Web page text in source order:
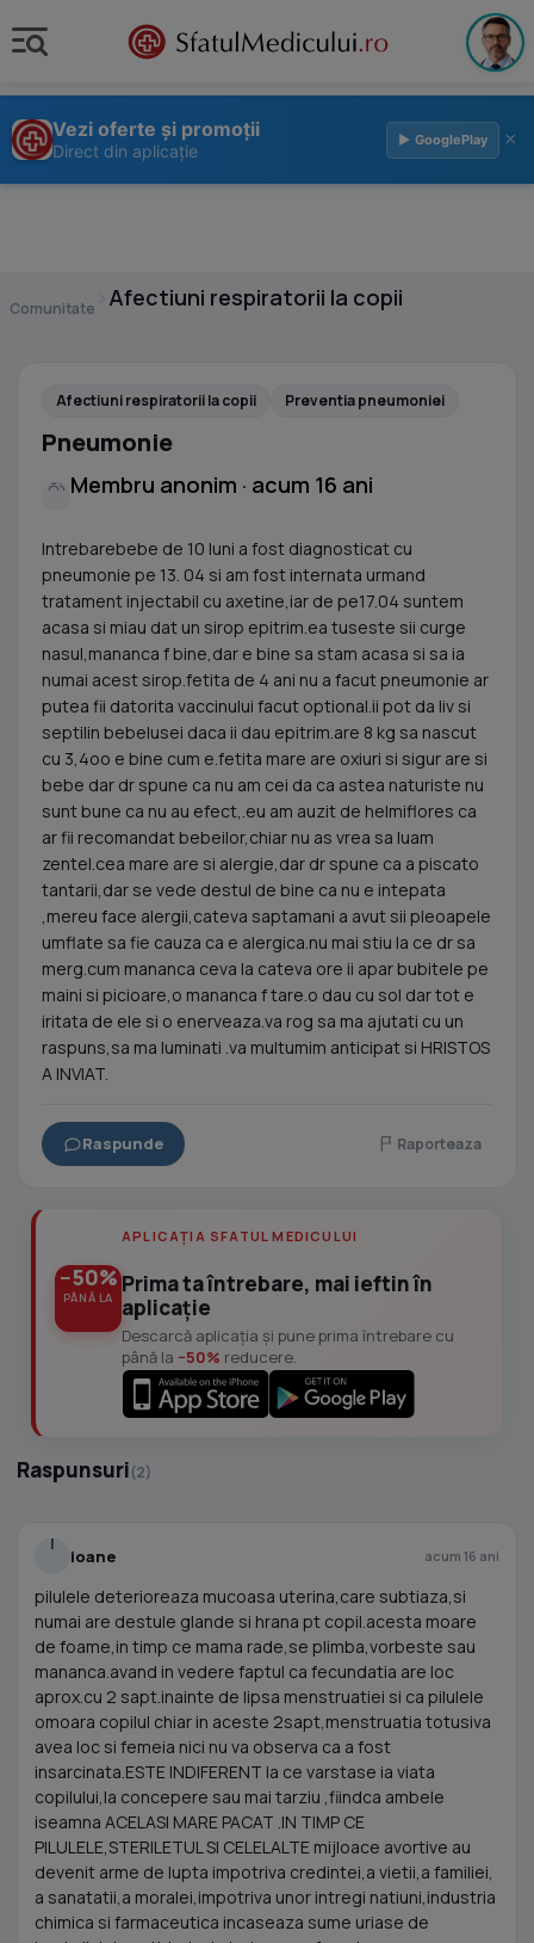
Vezi oferte și promoții
Direct din aplicație
▶ GooglePlay ×
Comunitate Afectiuni respiratorii la copii
Afectiuni respiratorii la copii Preventia pneumoniei
Pneumonie
Membru anonim · acum 16 ani
Intrebarebebe de 10 luni a fost diagnosticat cu
pneumonie pe 13. 04 si am fost internata urmand
tratament injectabil cu axetine,iar de pe17.04 suntem
acasa si miau dat un sirop epitrim.ea tuseste sii curge
nasul,mananca f bine,dar e bine sa stam acasa si sa ia
numai acest sirop.fetita de 4 ani nu a facut pneumonie ar
putea fii datorita vaccinului facut optional.ii pot da liv si
septilin bebelusei daca ii dau epitrim.are 8 kg sa nascut
cu 3,4oo e bine cum e.fetita mare are oxiuri si sigur are si
bebe dar dr spune ca nu am cei da ca astea naturiste nu
sunt bune ca nu au efect,.eu am auzit de helmiflores ca
ar fii recomandat bebeilor,chiar nu as vrea sa luam
zentel.cea mare are si alergie,dar dr spune ca a piscato
tantarii,dar se vede destul de bine ca nu e intepata
,mereu face alergii,cateva saptamani a avut sii pleoapele
umflate sa fie cauza ca e alergica.nu mai stiu la ce dr sa
merg.cum mananca ceva la cateva ore ii apar bubitele pe
maini si picioare,o mananca f tare.o dau cu sol dar tot e
iritata de ele si o enerveaza.va rog sa ma ajutati cu un
raspuns,sa ma luminati .va multumim anticipat si HRISTOS
A INVIAT.
Raspunde Raporteaza
−50%
PÂNĂ LA
APLICAȚIA SFATUL MEDICULUI
Prima ta întrebare, mai ieftin în
aplicație
Descarcă aplicația și pune prima întrebare cu
până la −50% reducere.
Raspunsuri(2)
I
ioane acum 16 ani
pilulele deterioreaza mucoasa uterina,care subtiaza,si
numai are destule glande si hrana pt copil.acesta moare
de foame,in timp ce mama rade,se plimba,vorbeste sau
mananca.avand in vedere faptul ca fecundatia are loc
aprox.cu 2 sapt.inainte de lipsa menstruatiei si ca pilulele
omoara copilul chiar in aceste 2sapt,menstruatia totusiva
avea loc si femeia nici nu va observa ca a fost
insarcinata.ESTE INDIFERENT la ce varstase ia viata
copilului,la concepere sau mai tarziu ,fiindca ambele
iseamna ACELASI MARE PACAT .IN TIMP CE
PILULELE,STERILETUL SI CELELALTE mijloace avortive au
devenit arme de lupta impotriva credintei,a vietii,a familiei,
a sanatatii,a moralei,impotriva unor intregi natiuni,industria
chimica si farmaceutica incaseaza sume uriase de